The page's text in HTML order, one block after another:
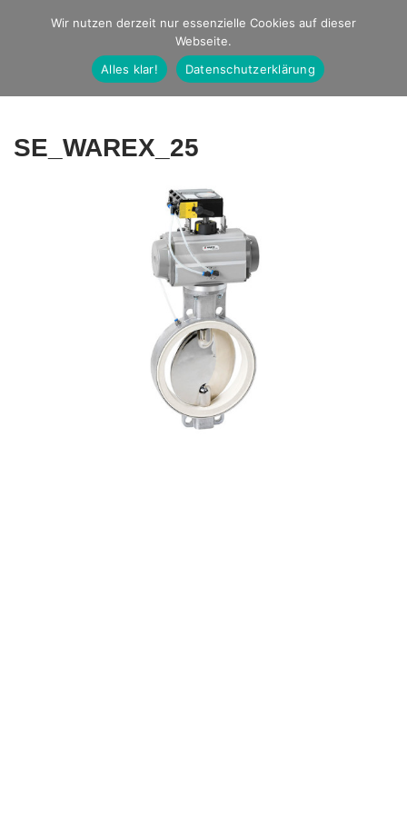
Studio Ernst
Fotografie
SE_WAREX_25
Wir nutzen derzeit nur essenzielle Cookies auf dieser
Webseite.
Alles klar!
Datenschutzerklärung